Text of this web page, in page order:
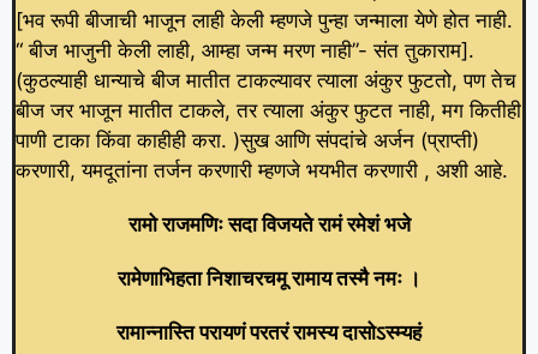
[भव रूपी बीजाची भाजून लाही केली म्हणजे पुन्हा जन्माला येणे होत नाही.
“ बीज भाजुनी केली लाही, आम्हा जन्म मरण नाही”- संत तुकाराम].
(कुठल्याही धान्याचे बीज मातीत टाकल्यावर त्याला अंकुर फुटतो, पण तेच
बीज जर भाजून मातीत टाकले, तर त्याला अंकुर फुटत नाही, मग कितीही
पाणी टाका किंवा काहीही करा. )सुख आणि संपदांचे अर्जन (प्राप्ती)
करणारी, यमदूतांना तर्जन करणारी म्हणजे भयभीत करणारी , अशी आहे.
रामो राजमणिः सदा विजयते रामं रमेशं भजे
रामेणाभिहता निशाचरचमू रामाय तस्मै नमः ।
रामान्नास्ति परायणं परतरं रामस्य दासोऽस्म्यहं